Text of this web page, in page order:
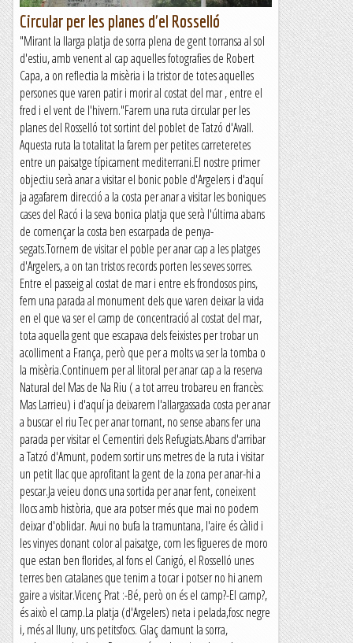
Circular per les planes d'el Rosselló
"Mirant la llarga platja de sorra plena de gent torransa al sol
d'estiu, amb venent al cap aquelles fotografies de Robert
Capa, a on reflectia la misèria i la tristor de totes aquelles
persones que varen patir i morir al costat del mar , entre el
fred i el vent de l'hivern."Farem una ruta circular per les
planes del Rosselló tot sortint del poblet de Tatzó d'Avall.
Aquesta ruta la totalitat la farem per petites carreteretes
entre un paisatge típicament mediterrani.El nostre primer
objectiu serà anar a visitar el bonic poble d'Argelers i d'aquí
ja agafarem direcció a la costa per anar a visitar les boniques
cases del Racó i la seva bonica platja que serà l'última abans
de començar la costa ben escarpada de penya-
segats.Tornem de visitar el poble per anar cap a les platges
d'Argelers, a on tan tristos records porten les seves sorres.
Entre el passeig al costat de mar i entre els frondosos pins,
fem una parada al monument dels que varen deixar la vida
en el que va ser el camp de concentració al costat del mar,
tota aquella gent que escapava dels feixistes per trobar un
acolliment a França, però que per a molts va ser la tomba o
la misèria.Continuem per al litoral per anar cap a la reserva
Natural del Mas de Na Riu ( a tot arreu trobareu en francès:
Mas Larrieu) i d'aquí ja deixarem l'allargassada costa per anar
a buscar el riu Tec per anar tornant, no sense abans fer una
parada per visitar el Cementiri dels Refugiats.Abans d'arribar
a Tatzó d'Amunt, podem sortir uns metres de la ruta i visitar
un petit llac que aprofitant la gent de la zona per anar-hi a
pescar.Ja veieu doncs una sortida per anar fent, coneixent
llocs amb història, que ara potser més que mai no podem
deixar d'oblidar. Avui no bufa la tramuntana, l'aire és càlid i
les vinyes donant color al paisatge, com les figueres de moro
que estan ben florides, al fons el Canigó, el Rosselló unes
terres ben catalanes que tenim a tocar i potser no hi anem
gaire a visitar.Vicenç Prat :-Bé, però on és el camp?-El camp?,
és això el camp.La platja (d'Argelers) neta i pelada,fosc negre
i, més al lluny, uns petitsfocs. Glaç damunt la sorra,